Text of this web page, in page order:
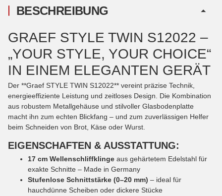
BESCHREIBUNG
GRAEF STYLE TWIN S12022 –
„YOUR STYLE, YOUR CHOICE“
IN EINEM ELEGANTEN GERÄT
Der **Graef STYLE TWIN S12022** vereint präzise Technik,
energieeffiziente Leistung und zeitloses Design. Die Kombination
aus robustem Metallgehäuse und stilvoller Glasbodenplatte
macht ihn zum echten Blickfang – und zum zuverlässigen Helfer
beim Schneiden von Brot, Käse oder Wurst.
EIGENSCHAFTEN & AUSSTATTUNG:
17 cm Wellenschliffklinge aus gehärtetem Edelstahl für
exakte Schnitte – Made in Germany
Stufenlose Schnittstärke (0–20 mm) – ideal für
hauchdünne Scheiben oder dickere Stücke